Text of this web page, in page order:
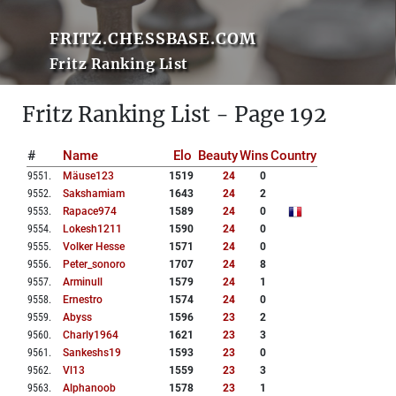
FRITZ.CHESSBASE.COM
Fritz Ranking List
Fritz Ranking List - Page 192
# Name Elo BeautyWinsCountry
9551 . Mäuse123 1519 24
0
9552. Sakshamiam 1643 24
2
9553. Rapace974 1589 24
0
9554. Lokesh1211 1590 24
0
9555. Volker Hesse 1571 24
0
9556. Peter_sonoro 1707 24
8
9557. Arminull 1579 24
1
9558. Ernestro 1574 24
0
9559. Abyss 1596 23
2
9560. Charly1964 1621 23
3
9561 . Sankeshs19 1593 23
0
9562. Vl13 1559 23
3
9563. Alphanoob 1578 23 1